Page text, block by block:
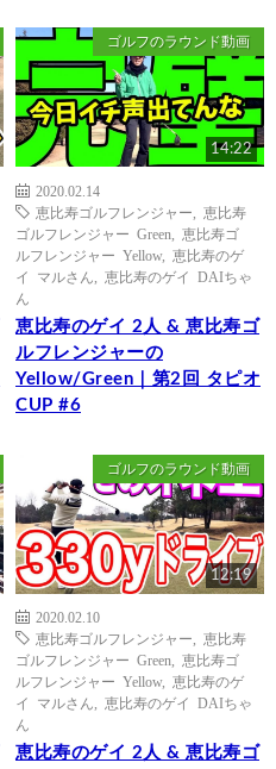
ゴルフのラウンド動画
14:22
2020.02.14
恵比寿ゴルフレンジャー
恵比寿
ゴルフレンジャー Green
恵比寿ゴ
ルフレンジャー Yellow, 恵比寿のゲ
イ マルさん
恵比寿のゲイ DAIちゃ
ん
恵比寿のゲイ 2人 & 恵比寿ゴ
ルフレンジャーの
Yellow/Green｜第2回 タピオ
CUP #6
ゴルフのラウンド動画
12:19
2020.02.10
恵比寿ゴルフレンジャー
恵比寿
ゴルフレンジャー Green
恵比寿ゴ
ルフレンジャー Yellow, 恵比寿のゲ
イ マルさん
恵比寿のゲイ DAIちゃ
ん
恵比寿のゲイ 2人 & 恵比寿ゴ